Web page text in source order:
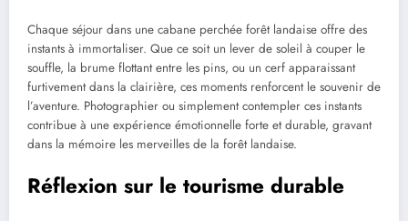
Chaque séjour dans une cabane perchée forêt landaise offre des
instants à immortaliser. Que ce soit un lever de soleil à couper le
souffle, la brume flottant entre les pins, ou un cerf apparaissant
furtivement dans la clairière, ces moments renforcent le souvenir de
l’aventure. Photographier ou simplement contempler ces instants
contribue à une expérience émotionnelle forte et durable, gravant
dans la mémoire les merveilles de la forêt landaise.
Réflexion sur le tourisme durable